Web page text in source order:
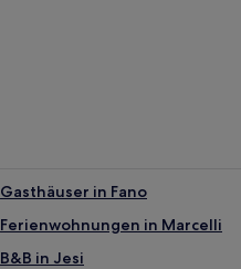
Gasthäuser in Fano
Ferienwohnungen in Marcelli
B&B in Jesi